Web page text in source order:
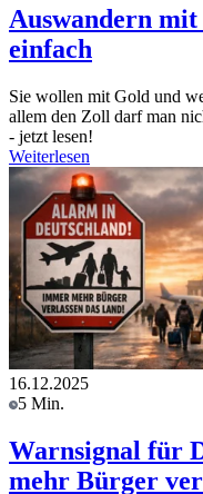
Auswandern mit
einfach
Sie wollen mit Gold und
allem den Zoll darf man
- jetzt lesen!
Weiterlesen
16.12.2025
5 Min.
Warnsignal für
mehr Bürger